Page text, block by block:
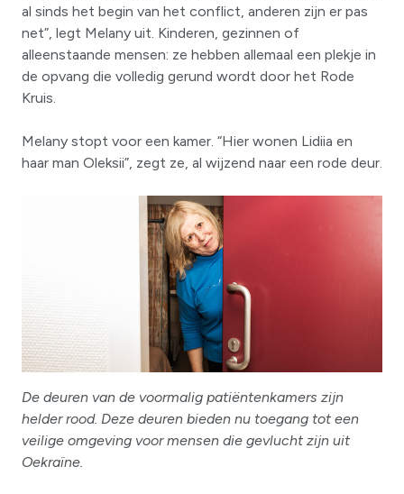
al sinds het begin van het conflict, anderen zijn er pas
net”, legt Melany uit. Kinderen, gezinnen of
alleenstaande mensen: ze hebben allemaal een plekje in
de opvang die volledig gerund wordt door het Rode
Kruis.
Melany stopt voor een kamer. “Hier wonen Lidiia en
haar man Oleksii”, zegt ze, al wijzend naar een rode deur.
De deuren van de voormalig patiëntenkamers zijn
helder rood. Deze deuren bieden nu toegang tot een
veilige omgeving voor mensen die gevlucht zijn uit
Oekraïne.